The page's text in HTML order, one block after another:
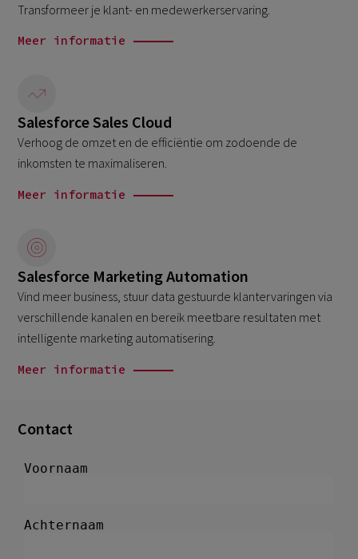
Transformeer je klant- en medewerkerservaring.
Meer informatie
Salesforce Sales Cloud
Verhoog de omzet en de efficiëntie om zodoende de
inkomsten te maximaliseren.
Meer informatie
Salesforce Marketing Automation
Vind meer business, stuur data gestuurde klantervaringen via
verschillende kanalen en bereik meetbare resultaten met
intelligente marketing automatisering.
Meer informatie
Contact